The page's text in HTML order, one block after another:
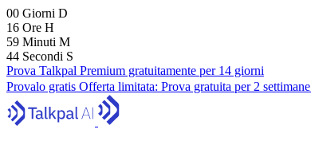
00 Giorni D
16 Ore H
59 Minuti M
43 Secondi S
Prova Talkpal Premium gratuitamente per 14 giorni
Provalo gratis Offerta limitata: Prova gratuita per 2 settimane